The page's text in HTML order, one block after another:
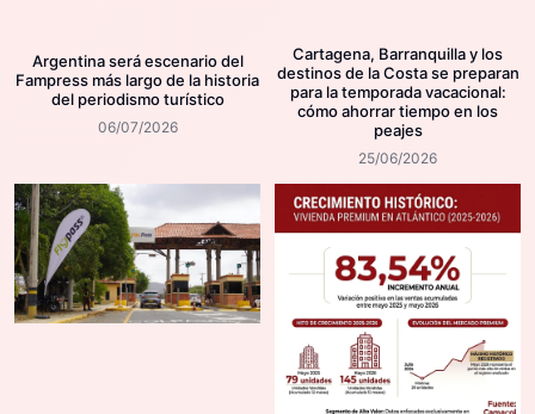
Argentina será escenario del
Fampress más largo de la historia
del periodismo turístico
06/07/2026
Cartagena, Barranquilla y los
destinos de la Costa se preparan
para la temporada vacacional:
cómo ahorrar tiempo en los
peajes
25/06/2026